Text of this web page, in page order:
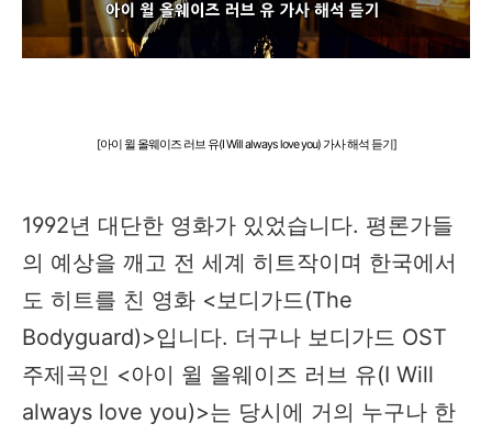
[아이 윌 올웨이즈 러브 유(I Will always love you) 가사 해석 듣기]
1992년 대단한 영화가 있었습니다. 평론가들
의 예상을 깨고 전 세계 히트작이며 한국에서
도 히트를 친 영화 <보디가드(The
Bodyguard)>입니다. 더구나 보디가드 OST
주제곡인 <아이 윌 올웨이즈 러브 유(I Will
always love you)>는 당시에 거의 누구나 한